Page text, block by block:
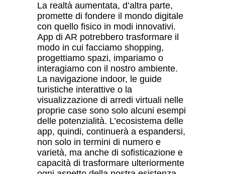
La realtà aumentata, d’altra parte,
promette di fondere il mondo digitale
con quello fisico in modi innovativi.
App di AR potrebbero trasformare il
modo in cui facciamo shopping,
progettiamo spazi, impariamo o
interagiamo con il nostro ambiente.
La navigazione indoor, le guide
turistiche interattive o la
visualizzazione di arredi virtuali nelle
proprie case sono solo alcuni esempi
delle potenzialità. L’ecosistema delle
app, quindi, continuerà a espandersi,
non solo in termini di numero e
varietà, ma anche di sofisticazione e
capacità di trasformare ulteriormente